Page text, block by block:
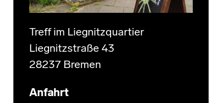
Treff im Liegnitzquartier
Liegnitzstraße 43
28237 Bremen
Anfahrt